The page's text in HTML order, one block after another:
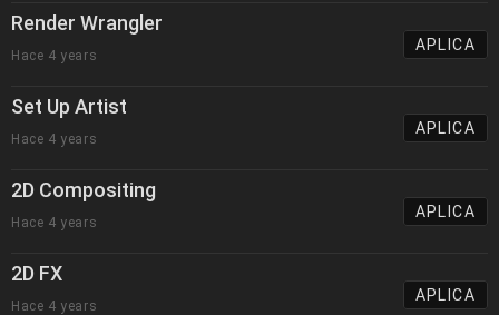
Render Wrangler
Hace 4 years
APLICA
Set Up Artist
Hace 4 years
APLICA
2D Compositing
Hace 4 years
APLICA
2D FX
Hace 4 years
APLICA